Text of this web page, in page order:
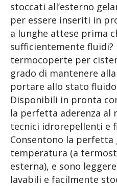
stoccati all’esterno
per essere inseriti in
a lunghe attese prima
sufficientemente fluidi?
termocoperte per
grado di mantenere
portare allo stato
Disponibili in pronta
la perfetta aderenza al
tecnici idrorepellenti e
Consentono la perfetta
temperatura (a
esterna), e sono
lavabili e facilmente